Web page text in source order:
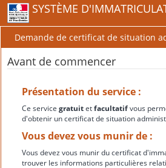
SYSTÈME
Demande de certificat de situation
Avant de commencer
Présentation du service :
Ce service gratuitetfacultatifvous
d'obtenir un certificat de situation
Vous devez vous munir de :
Vous devez vous munir du certificat
trouver les informations particulières